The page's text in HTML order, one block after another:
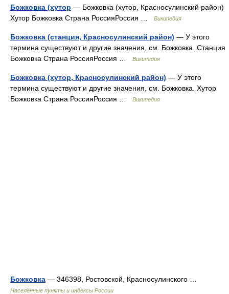
Божковка (хутор — Божковка (хутор, Красносулинский район)
Хутор Божковка Страна РоссияРоссия …
Википедия
Божковка (станция, Красносулинский район) — У этого
термина существуют и другие значения, см. Божковка. Станция
Божковка Страна РоссияРоссия …
Википедия
Божковка (хутор, Красносулинский район) — У этого
термина существуют и другие значения, см. Божковка. Хутор
Божковка Страна РоссияРоссия …
Википедия
Божковка — 346398, Ростовской, Красносулинского …
Населённые пункты и индексы России